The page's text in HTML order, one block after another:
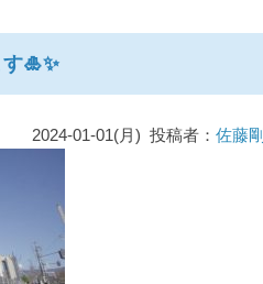
🎍✨
2024-01-01(月) 投稿者： 佐藤剛